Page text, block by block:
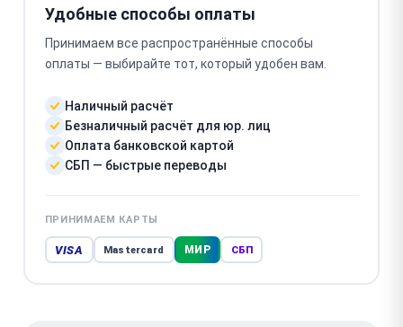
Удобные способы оплаты
Принимаем все распространённые способы
оплаты — выбирайте тот, который удобен вам.
Наличный расчёт
Безналичный расчёт для юр. лиц
Оплата банковской картой
СБП — быстрые переводы
ПРИНИМАЕМ КАРТЫ
VISA Mastercard МИР СБП